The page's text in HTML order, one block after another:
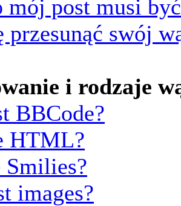
mój post musi
przesunąć swój
i rodzaje
BBCode?
HTML?
Smilies?
images?